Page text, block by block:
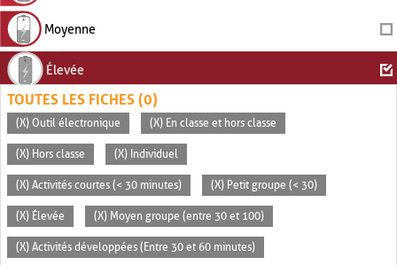
Moyenne
Élevée
TOUTES LES FICHES (0)
(X) Outil électronique (X) En classe et hors classe
(X) Hors classe (X) Individuel
(X) Activités courtes (< 30 minutes) (X) Petit groupe (< 30)
(X) Élevée (X) Moyen groupe (entre 30 et 100)
(X) Activités développées (Entre 30 et 60 minutes)